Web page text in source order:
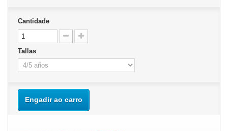
Cantidade
Tallas
Engadir ao carro